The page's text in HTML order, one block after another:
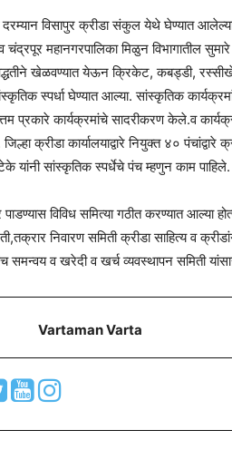
विसापुर क्रीडा संकुल येथे घेण्यात आलेल्या
चंद्रपूर महानगरपालिका मिळुन विभागातील
खेळवण्यात येऊन क्रिकेट, कबड्डी,
स्पर्धा घेण्यात आल्या. सांस्कृतिक
प्रकारे कार्यक्रमांचे सादरीकरण केले.व
क्रीडा कार्यालयाद्वारे नियुक्त ४०
यांनी सांस्कृतिक स्पर्धेचे पंच म्हणुन काम पाहिले.
पाडण्यास विविध समित्या गठीत करण्यात आल्या
निवारण समिती क्रीडा साहित्य व
समन्वय व खरेदी व खर्च व्यवस्थापन समिती
Vartaman Varta